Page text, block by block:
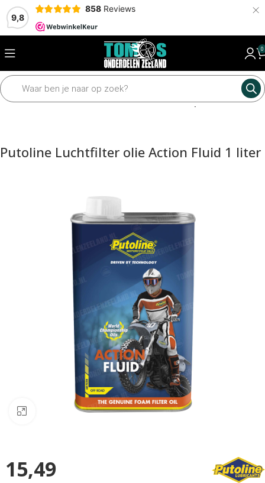
9,8
858 Reviews ×
0
Home Motordelen Carburateur Luchtfilter en powerfilter
Putoline Luchtfilter olie Action Fluid 1 liter
Klik om te vergroten
15,49